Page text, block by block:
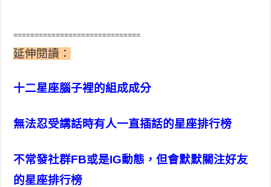
==============================
延伸閱讀：
十二星座腦子裡的組成成分
無法忍受講話時有人一直插話的星座排行榜
不常發社群FB或是IG動態，但會默默關注好友
的星座排行榜